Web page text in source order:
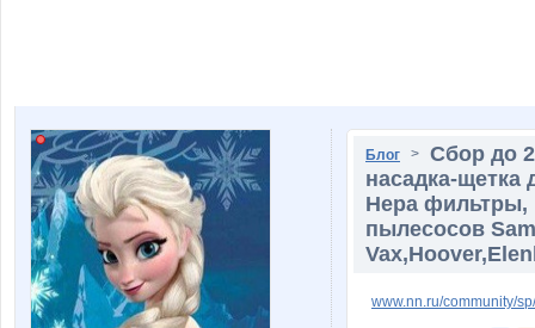
Блог > Сбор до
насадка-
Hepa фильтры,
пылесосов
www.nn.ru/community/